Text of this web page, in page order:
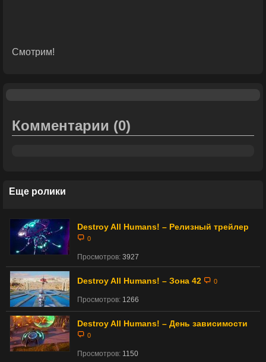
Смотрим!
Комментарии (0)
Еще ролики
Destroy All Humans! – Релизный трейлер
0
Просмотров: 3927
Destroy All Humans! – Зона 42 0
Просмотров: 1266
Destroy All Humans! – День зависимости
0
Просмотров: 1150